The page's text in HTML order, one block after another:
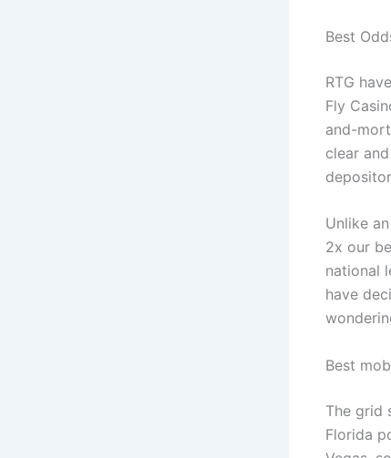
Best
RTG
Fly
and-
clear
Unlike
2x our
national
have
Best
The grid
Florida